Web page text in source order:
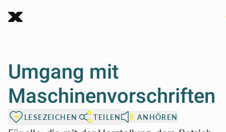
Die Gewährleistung von Sicherheit
Konformität in industriellen
beinhaltet die Einhaltung
Umgang mit
Maschinenvorschriften
LESEZEICHEN TEILEN ANHÖREN